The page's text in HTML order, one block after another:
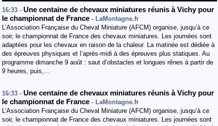
16:33 - Une centaine de chevaux miniatures réunis à Vichy pour
le championnat de France - LaMontagne.fr
L’Association Française du Cheval Miniature (AFCM) organise, jusqu’à ce
soir, le championnat de France des chevaux miniatures. Les journées sont
adaptées pour les chevaux en raison de la chaleur. La matinée est dédiée à
des épreuves physiques et l’après-midi à des épreuves plus statiques. Au
programme dimanche 9 août : saut d’obstacles et longues rênes à partir de
9 heures, puis,…
16:33 - Une centaine de chevaux miniatures réunis à Vichy pour
le championnat de France - LaMontagne.fr
L’Association Française du Cheval Miniature (AFCM) organise, jusqu’à ce
soir, le championnat de France des chevaux miniatures. Les journées sont